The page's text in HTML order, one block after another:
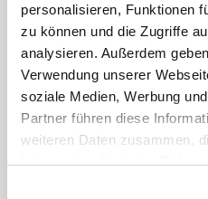
personalisieren, Funktionen
zu können und die Zugriffe
analysieren. Außerdem
Verwendung unserer
soziale Medien, Werbung
Partner führen diese
weiteren Daten zusammen,
haben oder die sie im
PP
mit 2fach
Anschluss: